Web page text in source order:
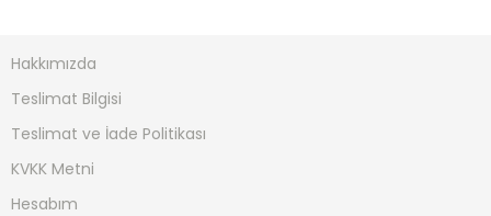
Hakkımızda
Teslimat Bilgisi
Teslimat ve İade Politikası
KVKK Metni
Hesabım